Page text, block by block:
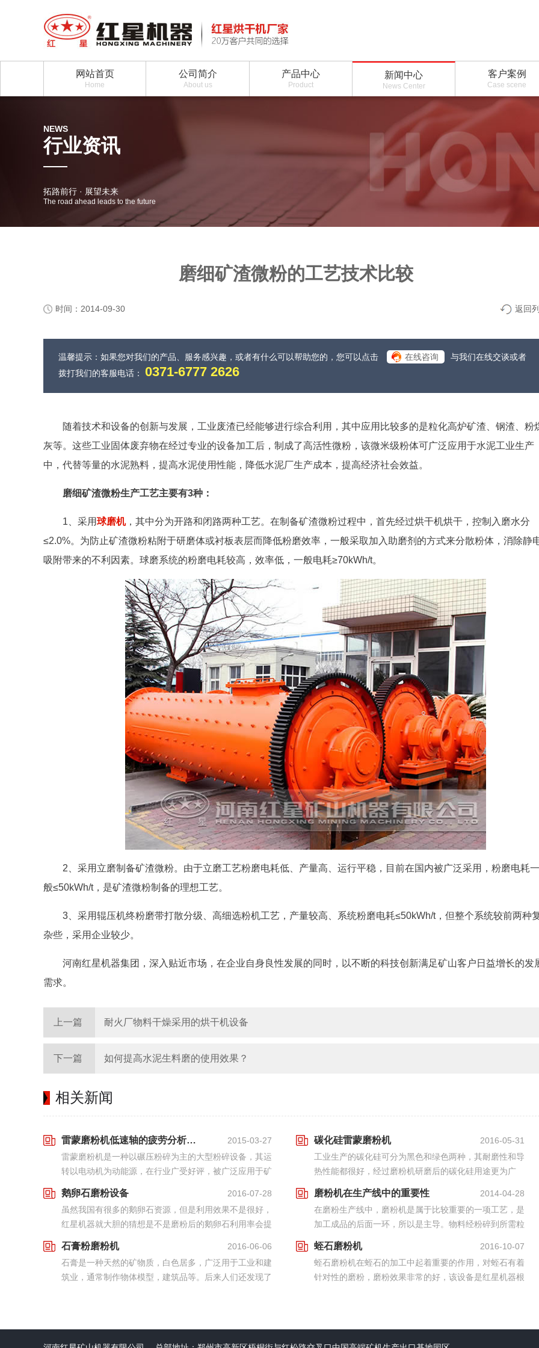
网站首页
Home
公司简介
About us
产品中心
Product
新闻中心
News Center
客户案例
Case scene
NEWS
行业资讯
拓路前行 · 展望未来
The road ahead leads to the future
磨细矿渣微粉的工艺技术比较
时间：2014-09-30 返回
温馨提示：如果您对我们的产品、服务感兴趣，或者有什么可以帮助您的，您可以点击 在线咨询
与我们在线交谈或者
拨打我们的客服电话： 0371-6777 2626
随着技术和设备的创新与发展，工业废渣已经能够进行综合利用，其中应用比较多的是粒化高炉矿渣、钢渣、粉
灰等。这些工业固体废弃物在经过专业的设备加工后，制成了高活性微粉，该微米级粉体可广泛应用于水泥工业生产
中，代替等量的水泥熟料，提高水泥使用性能，降低水泥厂生产成本，提高经济社会效益。
磨细矿渣微粉生产工艺主要有3种：
1、采用球磨机，其中分为开路和闭路两种工艺。在制备矿渣微粉过程中，首先经过烘干机烘干，控制入磨水分
≤2.0%。为防止矿渣微粉粘附于研磨体或衬板表层而降低粉磨效率，一般采取加入助磨剂的方式来分散粉体，消除静
吸附带来的不利因素。球磨系统的粉磨电耗较高，效率低，一般电耗≥70kWh/t。
2、采用立磨制备矿渣微粉。由于立磨工艺粉磨电耗低、产量高、运行平稳，目前在国内被广泛采用，粉磨电耗一
般≤50kWh/t，是矿渣微粉制备的理想工艺。
3、采用辊压机终粉磨带打散分级、高细选粉机工艺，产量较高、系统粉磨电耗≤50kWh/t，但整个系统较前两种
杂些，采用企业较少。
河南红星机器集团，深入贴近市场，在企业自身良性发展的同时，以不断的科技创新满足矿山客户日益增长的发
需求。
上一篇 耐火厂物料干燥采用的烘干机设备
下一篇 如何提高水泥生料磨的使用效果？
相关新闻
雷蒙磨粉机低速轴的疲劳分析与优化设计
2015-03-27
雷蒙磨粉机是一种以碾压粉碎为主的大型粉碎设备，其运
转以电动机为动能源，在行业广受好评，被广泛应用于矿
杂，适用范围仅限于莫氏硬度6以下的物料，其优点是可
一...
碳化硅雷蒙磨粉机
2016-05-31
工业生产的碳化硅可分为黑色和绿色两种，其耐磨性和导
热性能都很好，经过磨粉机研磨后的碳化硅用途更为广
红星机器近期研制的一种具有高性能的研磨设备，各个部
件...
鹅卵石磨粉设备
2016-07-28
虽然我国有很多的鹅卵石资源，但是利用效果不是很好，
红星机器就大胆的猜想是不是磨粉后的鹅卵石利用率会提
业，果然磨粉后的鹅卵石应用范围扩大了不少，起到了真
正...
磨粉机在生产线中的重要性
2014-04-28
在磨粉生产线中，磨粉机是属于比较重要的一项工艺，是
加工成品的后面一环，所以是主导。物料经粉碎到所需粒
机主机磨室，由于旋转时离心力作用，磨辊向外摆动，
紧...
石膏粉磨粉机
2016-06-06
石膏是一种天然的矿物质，白色居多，广泛用于工业和建
筑业，通常制作物体模型，建筑品等。后来人们还发现了
蛭石磨粉机
2016-10-07
蛭石磨粉机在蛭石的加工中起着重要的作用，对蛭石有着
针对性的磨粉，磨粉效果非常的好，该设备是红星机器根